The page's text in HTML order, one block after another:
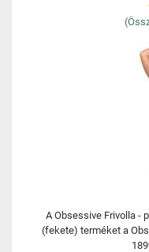
A Obsessive Frivolla -
(fekete) terméket a